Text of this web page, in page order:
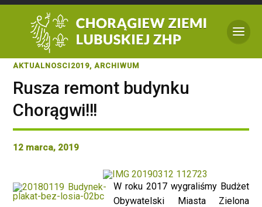
AKTUALNOSCI2019,ARCHIWUM
Rusza remont budynku
Chorągwi!!!
12 marca, 2019
W roku 2017 wygraliśmy Budżet
Obywatelski Miasta Zielona